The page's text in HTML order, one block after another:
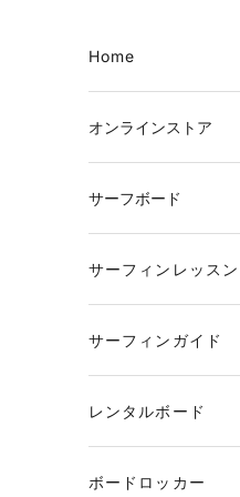
Home
オンラインストア
サーフボード
サーフィンレッスン
サーフィンガイド
レンタルボード
ボードロッカー